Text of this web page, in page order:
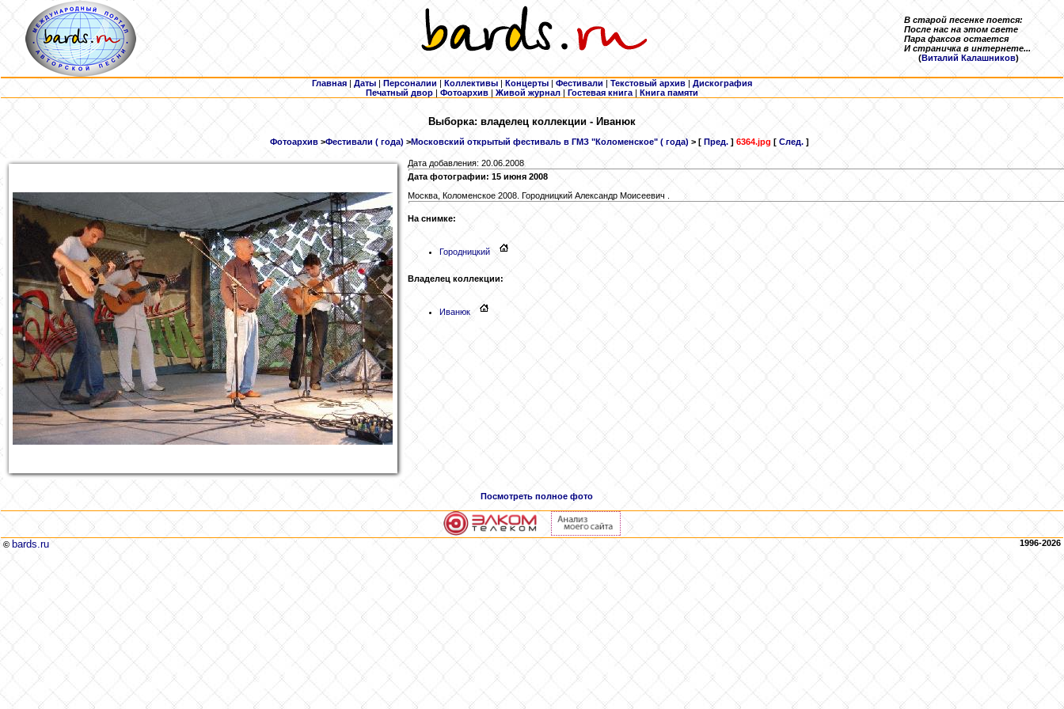
В старой песенке поется:
После нас на этом свете
Пара факсов остается
И страничка в интернете...
(Виталий Калашников)
Главная | Даты | Персоналии | Коллективы | Концерты | Фестивали | Текстовый архив | Дискография
Печатный двор | Фотоархив | Живой журнал |Гостевая книга | Книга памяти
Выборка: владелец коллекции - Иванюк
Фотоархив>Фестивали ( года) >Московский открытый фестиваль в ГМЗ "Коломенское" ( года) > [ Пред.] 6364.jpg [ След.]
Дата добавления: 20.06.2008
Дата фотографии: 15 июня 2008
Москва, Коломенское 2008. Городницкий Александр Моисеевич .
На снимке:
Городницкий
Владелец коллекции:
Иванюк
Посмотреть полное фото
© bards.ru 1996-2026